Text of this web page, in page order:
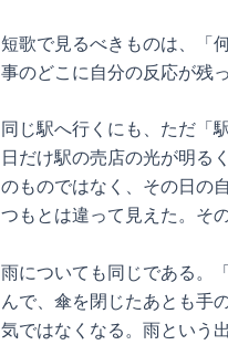
短歌で見るべきものは、「
事のどこに自分の反応が残
同じ駅へ行くにも、ただ「
日だけ駅の売店の光が明る
のものではなく、その日の
つもとは違って見えた。そ
雨についても同じである。
んで、傘を閉じたあとも手
気ではなくなる。雨という